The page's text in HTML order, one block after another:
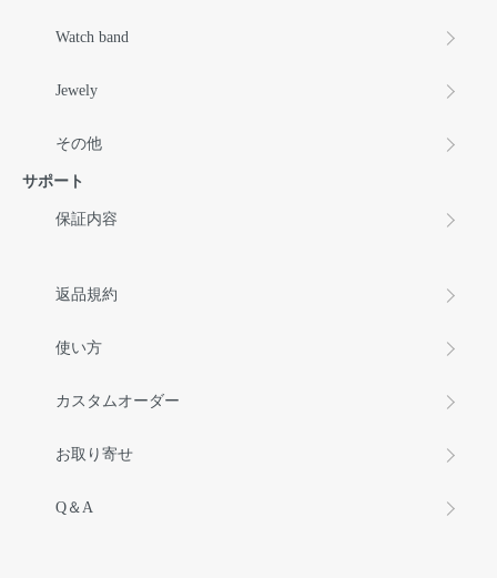
Watch band
Jewely
その他
サポート
保証内容
返品規約
使い方
カスタムオーダー
お取り寄せ
Q＆A